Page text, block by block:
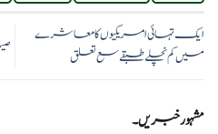
ایک تہائی امریکیوں کا معاشرے
میں کم نچلے طبقے سع تعلق
مشہور خبریں۔